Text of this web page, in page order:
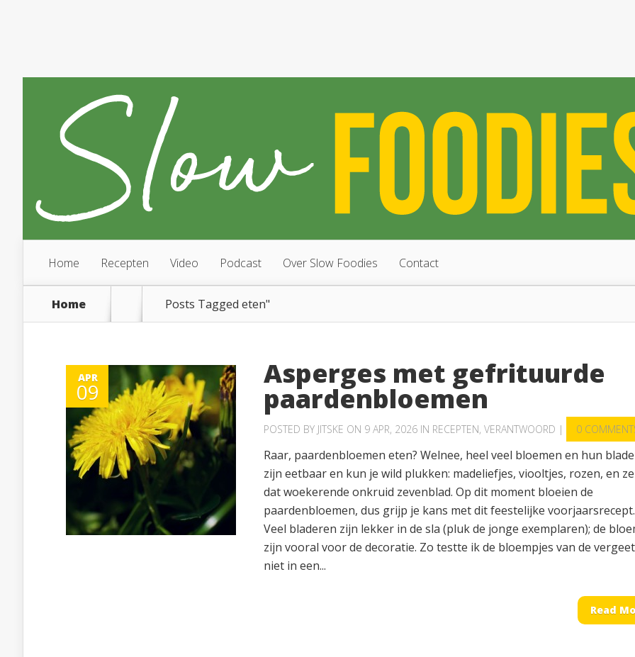
Home Recepten Video Podcast Over Slow Foodies Contact
Home Posts Tagged eten"
APR
09
Asperges met gefrituurde
paardenbloemen
POSTED BY JITSKE ON 9 APR, 2026 IN RECEPTEN, VERANTWOORD | 0
Raar, paardenbloemen eten? Welnee, heel veel bloemen en hun
zijn eetbaar en kun je wild plukken: madeliefjes, viooltjes, rozen, en
dat woekerende onkruid zevenblad. Op dit moment bloeien de
paardenbloemen, dus grijp je kans met dit feestelijke voorjaarsrecept.
Veel bladeren zijn lekker in de sla (pluk de jonge exemplaren); de
zijn vooral voor de decoratie. Zo testte ik de bloempjes van de
niet in een...
Read